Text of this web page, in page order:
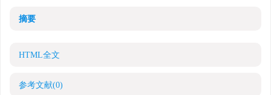
摘要
HTML全文
参考文献(0)